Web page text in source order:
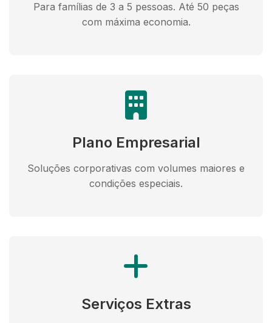
Para famílias de 3 a 5 pessoas. Até 50 peças
com máxima economia.
Plano Empresarial
Soluções corporativas com volumes maiores e
condições especiais.
Serviços Extras